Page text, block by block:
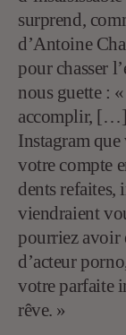
surprend,
d’Antoine
pour chasser
nous guette :
accomplir, […]
Instagram
votre compte
dents refaites,
viendraient
pourriez avoir
d’acteur
votre parfaite
rêve. »